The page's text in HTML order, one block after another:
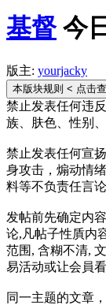
基督 今
版主: yourjacky
本版块规则 < 点击
禁止发表任何违
族、肤色、性别
禁止发表任何宣
身攻击，煽动情
料等不负责任言论
发帖前先确定内
论,凡帖子性貭内
范围, 含糊不清,
易活动或让会員
同一主题的文章